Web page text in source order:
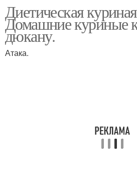
Колбаса без желатина
Диетическая
Домашние куриные
дюкану.
Атака.